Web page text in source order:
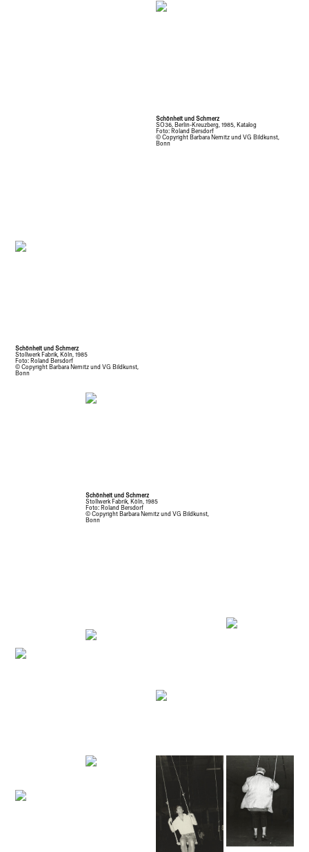
Schönheit und Schmerz
SO36, Berlin-Kreuzberg, 1985, Katalog
Foto: Roland Bersdorf
© Copyright Barbara Nemitz und VG Bildkunst,
Bonn
Schönheit und Schmerz
Stollwerk Fabrik, Köln, 1985
Foto: Roland Bersdorf
© Copyright Barbara Nemitz und VG Bildkunst,
Bonn
Schönheit und Schmerz
Stollwerk Fabrik, Köln, 1985
Foto: Roland Bersdorf
© Copyright Barbara Nemitz und VG Bildkunst,
Bonn